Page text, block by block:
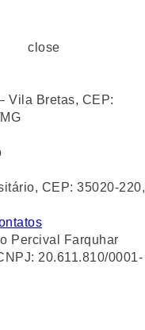
close
Vila Bretas, CEP:
CEP: 35020-220,
Percival Farquhar
20.611.810/0001-